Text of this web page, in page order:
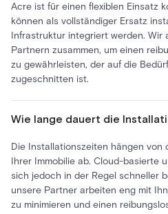
Acre ist für einen flexiblen Einsatz
können als vollständiger Ersatz
Infrastruktur integriert werden. Wir
Partnern zusammen, um einen
zu gewährleisten, der auf die
zugeschnitten ist.
Wie lange dauert die
Die Installationszeiten hängen von
Ihrer Immobilie ab. Cloud-basierte
sich jedoch in der Regel schneller
unsere Partner arbeiten eng mit
zu minimieren und einen